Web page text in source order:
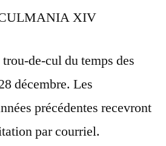
XIV
de-cul du temps des
décembre. Les
précédentes recevront
par courriel.